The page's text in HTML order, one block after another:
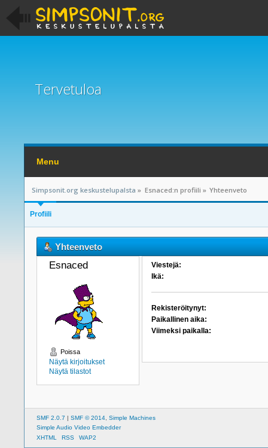
Tervetuloa
Menu
Simpsonit.org keskustelupalsta » Esnaced:n profiili » Yhteenveto
Profiili
Yhteenveto
Esnaced
Poissa
Näytä kirjoitukset
Näytä tilastot
Viestejä:
Ikä:
Rekisteröitynyt:
Paikallinen aika:
Viimeksi paikalla:
SMF 2.0.7 | SMF © 2014 Simple Machines
Simple Audio Video Embedder
XHTML
RSS WAP2